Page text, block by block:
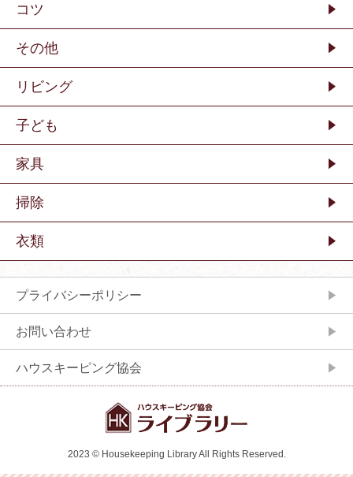
コツ
その他
リビング
子ども
家具
掃除
衣類
プライバシーポリシー
お問い合わせ
ハウスキーピング協会
2023 © Housekeeping Library All Rights Reserved.